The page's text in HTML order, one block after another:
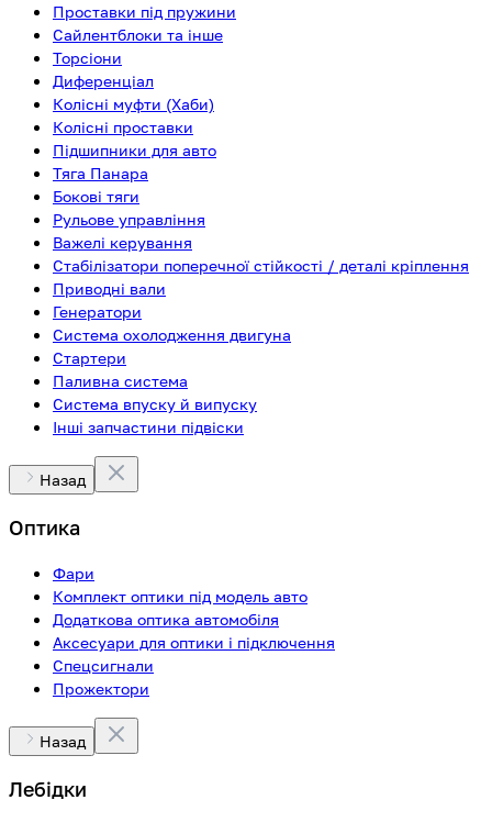
Проставки під пружини
Сайлентблоки та інше
Торсіони
Диференціал
Колісні муфти (Хаби)
Колісні проставки
Підшипники для авто
Тяга Панара
Бокові тяги
Рульове управління
Важелі керування
Стабілізатори поперечної стійкості / деталі кріплення
Приводні вали
Генератори
Система охолодження двигуна
Стартери
Паливна система
Система впуску й випуску
Інші запчастини підвіски
Назад
Оптика
Фари
Комплект оптики під модель авто
Додаткова оптика автомобіля
Аксесуари для оптики і підключення
Спецсигнали
Прожектори
Назад
Лебідки